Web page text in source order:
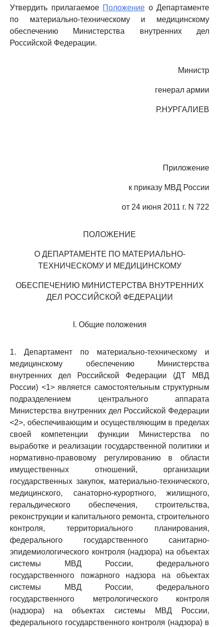
Утвердить прилагаемое Положение о Департаменте
по материально-техническому и медицинскому
обеспечению Министерства внутренних дел
Российской Федерации.
Министр
генерал армии
Р.НУРГАЛИЕВ
Приложение
к приказу МВД России
от 24 июня 2011 г. N 722
ПОЛОЖЕНИЕ
О ДЕПАРТАМЕНТЕ ПО МАТЕРИАЛЬНО-
ТЕХНИЧЕСКОМУ И МЕДИЦИНСКОМУ
ОБЕСПЕЧЕНИЮ МИНИСТЕРСТВА ВНУТРЕННИХ
ДЕЛ РОССИЙСКОЙ ФЕДЕРАЦИИ
I. Общие положения
1. Департамент по материально-техническому и
медицинскому обеспечению Министерства
внутренних дел Российской Федерации (ДТ МВД
России) <1> является самостоятельным структурным
подразделением центрального аппарата
Министерства внутренних дел Российской Федерации
<2>, обеспечивающим и осуществляющим в пределах
своей компетенции функции Министерства по
выработке и реализации государственной политики и
нормативно-правовому регулированию в области
имущественных отношений, организации
государственных закупок, материально-технического,
медицинского, санаторно-курортного, жилищного,
геральдического обеспечения, строительства,
реконструкции и капитального ремонта, строительного
контроля, территориального планирования,
федерального государственного санитарно-
эпидемиологического контроля (надзора) на объектах
системы МВД России, федерального
государственного пожарного надзора на объектах
системы МВД России, федерального
государственного метрологического контроля
(надзора) на объектах системы МВД России,
федерального государственного контроля (надзора) в